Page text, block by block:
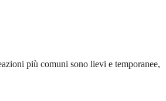
più comuni sono lievi e temporanee,